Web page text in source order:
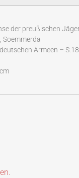
der preußischen
Soemmerda
Armeen – S.18